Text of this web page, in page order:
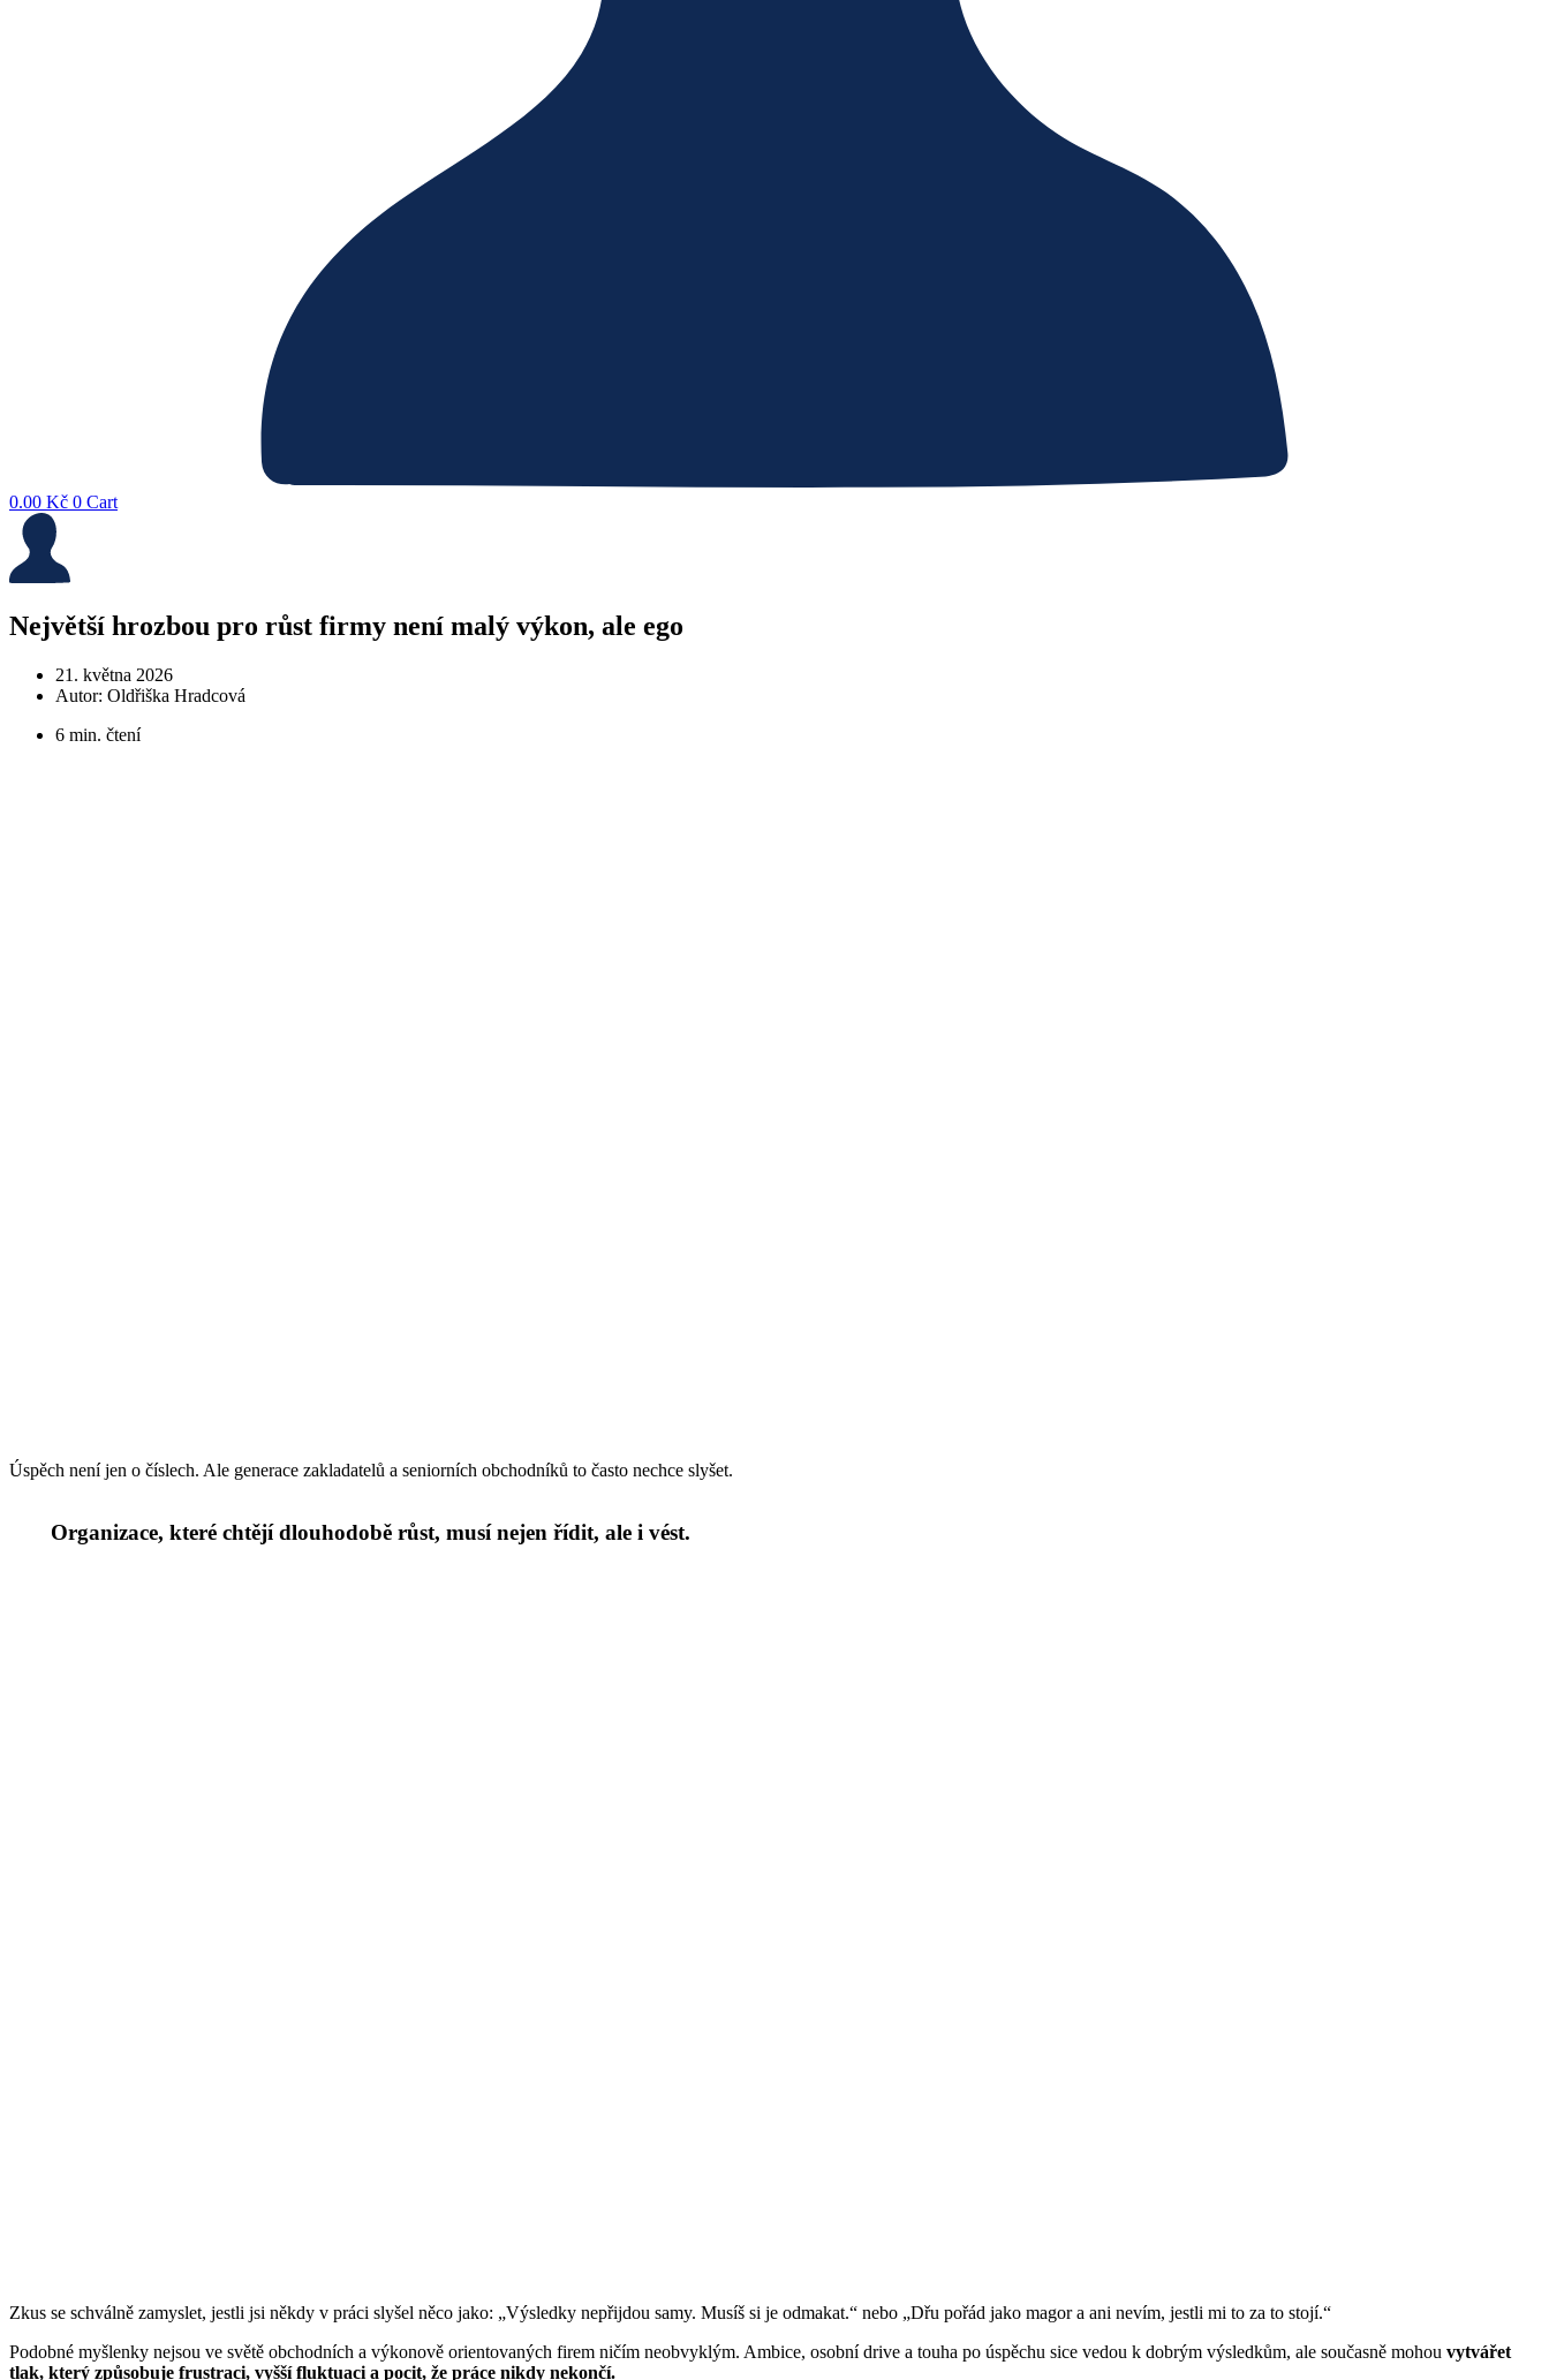
0.00 Kč 0 Cart
Největší hrozbou pro růst firmy není malý výkon, ale ego
21. května 2026
Autor: Oldřiška Hradcová
6 min. čtení
Úspěch není jen o číslech. Ale generace zakladatelů a seniorních obchodníků to často nechce slyšet.
Organizace, které chtějí dlouhodobě růst, musí nejen řídit, ale i vést.
Zkus se schválně zamyslet, jestli jsi někdy v práci slyšel něco jako: „Výsledky nepřijdou samy. Musíš si je odmakat.“ nebo „Dřu pořád jako magor a ani nevím, jestli mi to za to stojí.“
Podobné myšlenky nejsou ve světě obchodních a výkonově orientovaných firem ničím neobvyklým. Ambice, osobní drive a touha po úspěchu sice vedou k dobrým výsledkům, ale současně mohou vytvářet
tlak, který způsobuje frustraci, vyšší fluktuaci a pocit, že práce nikdy nekončí.